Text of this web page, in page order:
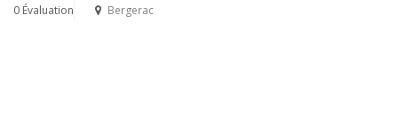
0 Évaluation Bergerac